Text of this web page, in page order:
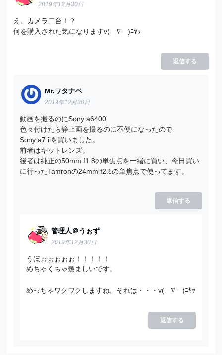
2019年12月30日
え、カメラ二台！？
何を購入された気になりますv(￣∇￣)ﾆﾔｯ
返信する
Mr.ワタナベ
2019年12月30日
動画を撮るのにSony a6400
色々付けたら静止画を撮るのに不便になったので
Sony a7 iiを買いました。
前者はキットレンズ。
後者は純正の50mm f1.8の単焦点を一緒に買い、今日買い
に行ったTamronの24mm f2.8の単焦点で使ってます。
返信する
管理人＠うぉず
2019年12月30日
うほぉぉぉぉぉ！！！！！
めちゃくちゃ羨ましいです。
めっちゃワクワクしますね、それは・・・v(￣∇￣)ﾆﾔｯ
返信する